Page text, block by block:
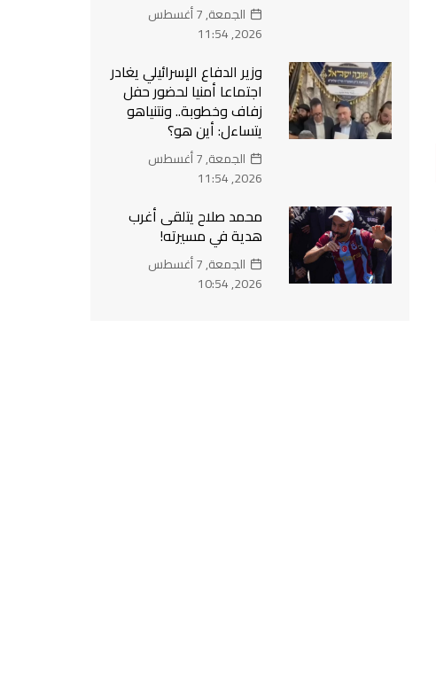
الجمعة, 7 أغسطس
2026, 11:54
وزير الدفاع الإسرائيلي يغادر
اجتماعا أمنيا لحضور حفل
زفاف وخطوبة.. ونتنياهو
يتساءل: أين هو؟
الجمعة, 7 أغسطس
2026, 11:54
محمد صلاح يتلقى أغرب
هدية في مسيرته!
الجمعة, 7 أغسطس
2026, 10:54